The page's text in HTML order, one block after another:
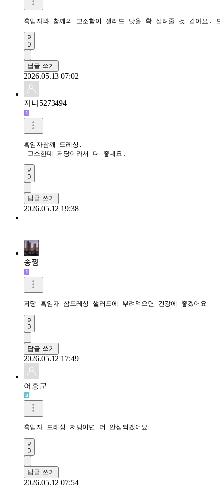
흑임자와 참깨의 고소함이 샐러드 맛을 확 살려줄 것 같아요.
0
답글 쓰기
2026.05.13 07:02
지니5273494
흑임자참깨 드레싱.
고소한데 저당이라서 더 좋네요.
0
답글 쓰기
2026.05.12 19:38
송쩡
저당 흑임자 참드레싱 샐러드에 뿌려먹으면 건강에 좋겠어요
0
답글 쓰기
2026.05.12 17:49
어흥군
흑임자 드레싱 저당이면 더 안심되겠어요
0
답글 쓰기
2026.05.12 07:54